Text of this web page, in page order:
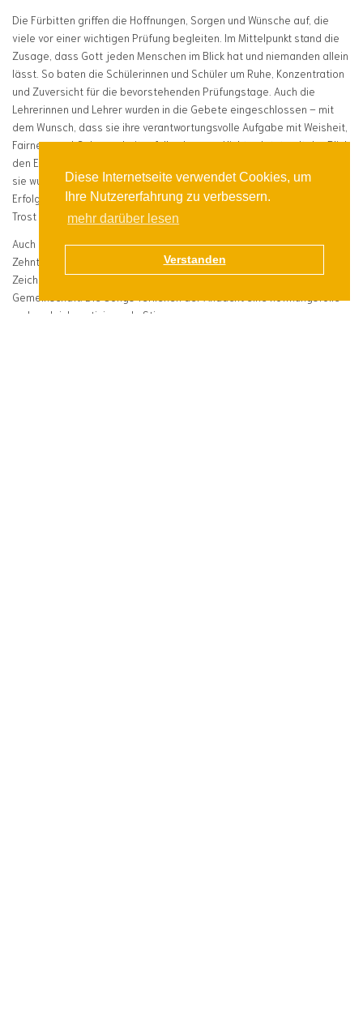
Diese Internetseite verwendet Cookies, um
Ihre Nutzererfahrung zu verbessern.
mehr darüber lesen
Verstanden
Die Fürbitten griffen die Hoffnungen, Sorgen und Wünsche auf, die
viele vor einer wichtigen Prüfung begleiten. Im Mittelpunkt stand die
Zusage, dass Gott jeden Menschen im Blick hat und niemanden allein
lässt. So baten die Schülerinnen und Schüler um Ruhe, Konzentration
und Zuversicht für die bevorstehenden Prüfungstage. Auch die
Lehrerinnen und Lehrer wurden in die Gebete eingeschlossen – mit
dem Wunsch, dass sie ihre verantwortungsvolle Aufgabe mit Weisheit,
Fairness und Gelassenheit erfüllen können. Nicht zuletzt galt der Blick
den Eltern, die ihre Kinder auf diesem wichtigen Weg begleiten. Für
sie wurde darum gebetet, Vertrauen zu schenken, Anteil an den
Erfolgen zu nehmen und in schwierigen Momenten mit Zuspruch und
Trost zur Seite zu stehen.
Auch die Musikauswahl spiegelte die Gedanken und Gefühle der
Zehntklässler wider. Mit den ausgewählten Liedern setzten sie ein
Zeichen für Mut, Durchhaltevermögen, Selbstvertrauen und
Gemeinschaft. Die Songs verliehen der Andacht eine hoffnungsvolle
und zugleich motivierende Stimmung.